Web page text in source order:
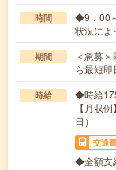
時間
◆9：00
状況に
期間
＜急募
ら最短
時給
◆時給
【月収
日）
交通費
◆全額支